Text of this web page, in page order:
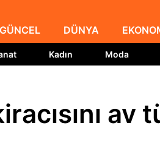
GÜNCEL DÜNYA
Kadın Moda
av